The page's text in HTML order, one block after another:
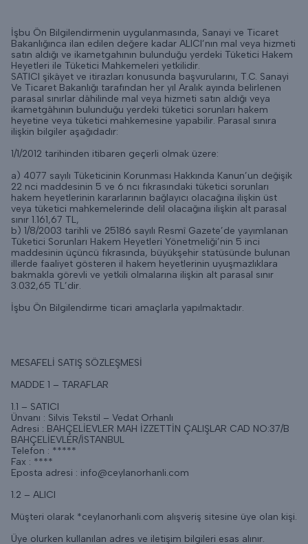
İşbu Ön Bilgilendirmenin uygulanmasında, Sanayi ve Ticaret
Bakanlığınca ilan edilen değere kadar ALICI’nın mal veya hizmeti
satın aldığı ve ikametgahının bulunduğu yerdeki Tüketici Hakem
Heyetleri ile Tüketici Mahkemeleri yetkilidir.
SATICI şikâyet ve itirazları konusunda başvurularını, T.C. Sanayi
Ve Ticaret Bakanlığı tarafından her yıl Aralık ayında belirlenen
parasal sınırlar dâhilinde mal veya hizmeti satın aldığı veya
ikametgâhının bulunduğu yerdeki tüketici sorunları hakem
heyetine veya tüketici mahkemesine yapabilir. Parasal sınıra
ilişkin bilgiler aşağıdadır:
1/1/2012 tarihinden itibaren geçerli olmak üzere:
a) 4077 sayılı Tüketicinin Korunması Hakkında Kanun’un değişik
22 nci maddesinin 5 ve 6 ncı fıkrasındaki tüketici sorunları
hakem heyetlerinin kararlarının bağlayıcı olacağına ilişkin üst
veya tüketici mahkemelerinde delil olacağına ilişkin alt parasal
sınır 1.161,67 TL,
b) 1/8/2003 tarihli ve 25186 sayılı Resmî Gazete’de yayımlanan
Tüketici Sorunları Hakem Heyetleri Yönetmeliği’nin 5 inci
maddesinin üçüncü fıkrasında, büyükşehir statüsünde bulunan
illerde faaliyet gösteren il hakem heyetlerinin uyuşmazlıklara
bakmakla görevli ve yetkili olmalarına ilişkin alt parasal sınır
3.032,65 TL’dir.
İşbu Ön Bilgilendirme ticari amaçlarla yapılmaktadır.
MESAFELİ SATIŞ SÖZLEŞMESİ
MADDE 1 – TARAFLAR
1.1 – SATICI
Ünvanı : Silvis Tekstil – Vedat Orhanlı
Adresi : BAHÇELİEVLER MAH İZZETTİN ÇALIŞLAR CAD NO:37/B
BAHÇELİEVLER/İSTANBUL
Telefon : *****
Fax : ****
Eposta adresi : info@ceylanorhanli.com
1.2 – ALICI
Müşteri olarak *ceylanorhanli.com alışveriş sitesine üye olan kişi.
Üye olurken kullanılan adres ve iletişim bilgileri esas alınır.